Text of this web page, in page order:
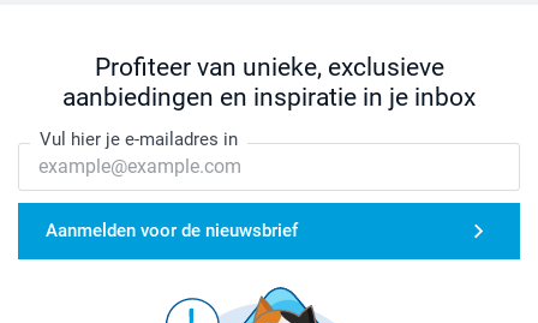
Profiteer van unieke, exclusieve
aanbiedingen en inspiratie in je inbox
Vul hier je e-mailadres in
Aanmelden voor de nieuwsbrief